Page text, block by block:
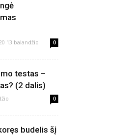
13 balandžio 0
testas –
(2 dalis)
0
budelis šį